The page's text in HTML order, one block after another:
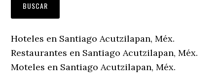
Hoteles en Santiago Acutzilapan, Méx.
Restaurantes en Santiago Acutzilapan, Méx.
Moteles en Santiago Acutzilapan, Méx.